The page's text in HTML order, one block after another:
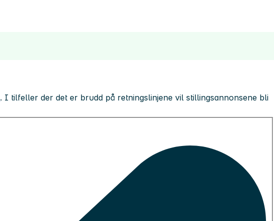
. I tilfeller der det er brudd på retningslinjene vil stillingsannonsene bli